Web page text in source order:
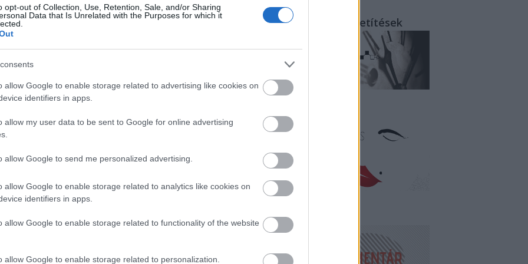
opt-out of Collection, Use, Retention, Sale, and/or Sharing
Data that Is Unrelated with the Purposes for which it
allow Google to enable storage related to advertising like cookies on
identifiers in apps.
allow my user data to be sent to Google for online advertising
allow Google to send me personalized advertising.
allow Google to enable storage related to analytics like cookies on
identifiers in apps.
allow Google to enable storage related to functionality of the website
allow Google to enable storage related to personalization.
az Európai Néppártot értik (amelyet Orbán Viktor
Európai Konzervatívokat és Reformereket valamint az
a június 9-ei választásokon együttesen körülbelül 130
az új pártcsalád létrehozóinak szándékát, akkor ezt a
ránézésre nem lesz könnyű, hiszen pillanatnyilag a bécsi
meg (mint tudjuk, 7 ország 23 képviselővel hozhat létre
mostani
mandátumszámának meghaladását tűzte zászlajára
85 képviselőt összeszedni.
lenne az ambíció! Az alapítók nem azért nevezik
tagú EP-ben egy 80+-os frakciót hoznak létre. Hanem
pártrendszerét. Ezt pedig csak úgy tehetik meg, ha
szintjére, azaz 140 fölé tornázzák fel magukat (130
permanens pártforradalom
által remélt csatlakozási láz.
pártcsaládból – meglepetés. S talán lesz más
Ez nagyon is fontos lenne az új pártcsalád
Percről-percre - közvetítések
Politika és erotika
Vendégkommentár